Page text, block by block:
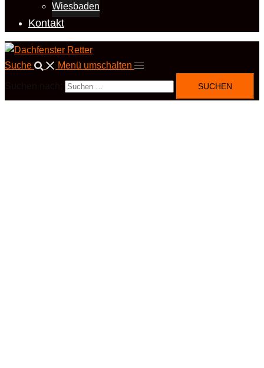
Wiesbaden
Kontakt
Suche Menü umschalten